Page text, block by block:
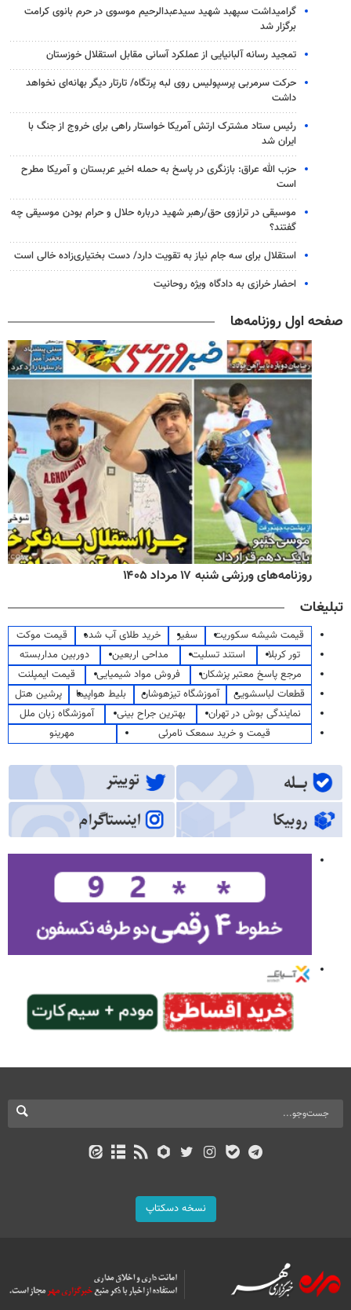
گرامیداشت سپهبد شهید سیدعبدالرحیم موسوی در حرم بانوی کرامت
برگزار شد
تمجید رسانه آلبانیایی از عملکرد آسانی مقابل استقلال خوزستان
حرکت سرمربی پرسپولیس روی لبه پرتگاه/ تارتار دیگر بهانه‌ای نخواهد
داشت
رئیس ستاد مشترک ارتش آمریکا خواستار راهی برای خروج از جنگ با
ایران شد
حزب الله عراق: بازنگری در پاسخ به حمله اخیر عربستان و آمریکا مطرح
است
موسیقی در ترازوی حق/رهبر شهید درباره حلال و حرام بودن موسیقی چه
گفتند؟
استقلال برای سه جام نیاز به تقویت دارد/ دست بختیاری‌زاده خالی است
احضار خرازی به دادگاه ویژه روحانیت
صفحه اول روزنامه‌ها
روزنامه‌های ورزشی شنبه ۱۷ مرداد ۱۴۰۵
تبلیغات
قیمت شیشه سکوریت سفیر خرید طلای آب شده
قیمت موکت
تور کربلا
استند تسلیت مداحی اربعین
دوربین مداربسته
مرجع پاسخ معتبر پزشکان
فروش مواد شیمیایی
قیمت ایمپلنت
قطعات لباسشویی
آموزشگاه تیزهوشان بلیط هواپیما
پرشین هتل
نمایندگی بوش در تهران
بهترین جراح بینی
آموزشگاه زبان ملل
قیمت و خرید سمعک نامرئی
مهرینو
نسخه دسکتاپ